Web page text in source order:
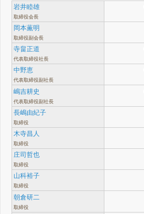
岩井睦雄
取締役会長
岡本薫明
取締役副会長
寺畠正道
代表取締役社長
中野恵
代表取締役副社長
嶋吉耕史
代表取締役副社長
長嶋由紀子
取締役
木寺昌人
取締役
庄司哲也
取締役
山科裕子
取締役
朝倉研二
取締役